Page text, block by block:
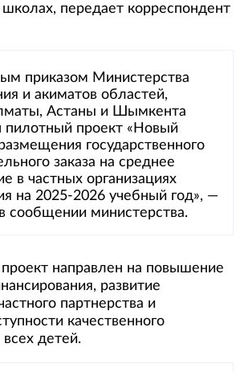
школах, передает корреспондент
приказом Министерства
и акиматов областей,
Астаны и Шымкента
пилотный проект «Новый
государственного
заказа на среднее
в частных организациях
на 2025-2026 учебный год», —
сообщении министерства.
направлен на повышение
развитие
партнерства и
качественного
детей.